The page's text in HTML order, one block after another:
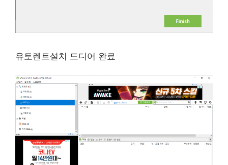
유토렌트설치 드디어 완료